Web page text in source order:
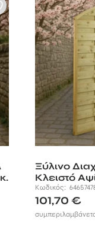
Ξύλινο
Κλειστό
Κωδικός:
101,70 €